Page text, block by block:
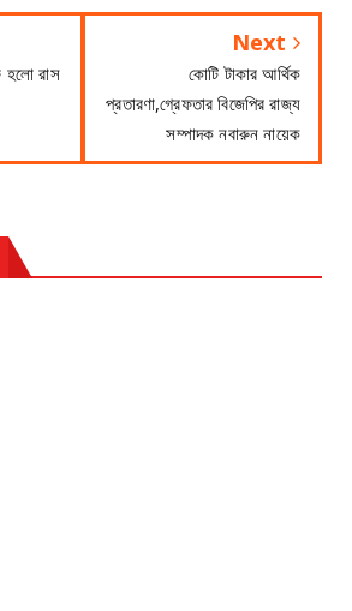
হলো রাস
Next
কোটি টাকার আর্থিক
প্রতারণা,গ্রেফতার বিজেপির রাজ্য
সম্পাদক নবারুন নায়েক